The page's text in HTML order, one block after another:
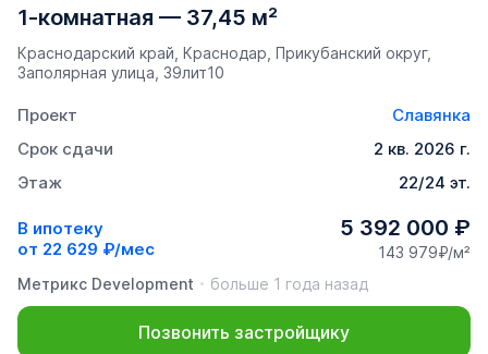
1-комнатная — 37,45 м²
Краснодарский край, Краснодар, Прикубанский округ,
Заполярная улица, 39лит10
Проект
Славянка
Срок сдачи
2 кв. 2026 г.
Этаж
22/24 эт.
В ипотеку
от 22 629 ₽/мес
5 392 000 ₽
143 979₽/м²
Метрикс Development
больше 1 года назад
Позвонить застройщику